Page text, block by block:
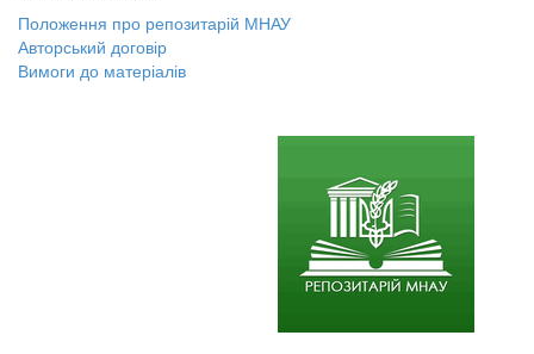
Положення про репозитарій МНАУ
Авторський договір
Вимоги до матеріалів